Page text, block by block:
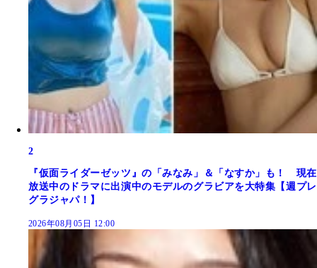
2
『仮面ライダーゼッツ』の「みなみ」＆「なすか」も！ 現在
放送中のドラマに出演中のモデルのグラビアを大特集【週プレ
グラジャパ！】
2026年08月05日 12:00